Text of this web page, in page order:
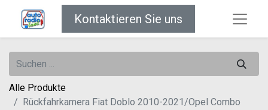
Kontaktieren Sie uns
Alle Produkte
Rückfahrkamera Fiat Doblo 2010-2021/Opel Combo